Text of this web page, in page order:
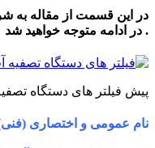
در این قسمت از مقاله به
. در ادامه متوجه خواهید
پیش فیلتر های دستگاه
نام عمومی و اختصاری